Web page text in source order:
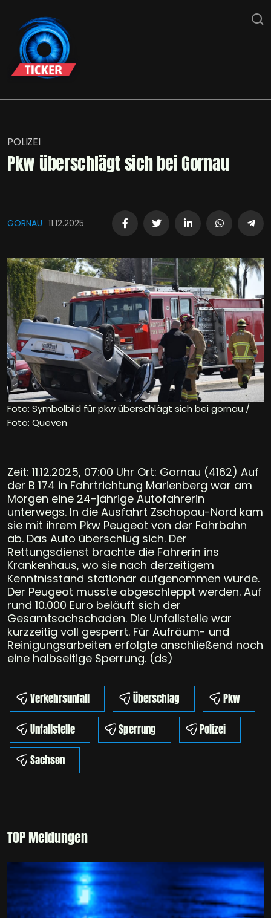
POLIZEI
Pkw überschlägt sich bei Gornau
GORNAU 11.12.2025
Foto: Symbolbild für pkw überschlägt sich bei gornau /
Foto: Queven
Zeit: 11.12.2025, 07:00 Uhr Ort: Gornau (4162) Auf
der B 174 in Fahrtrichtung Marienberg war am
Morgen eine 24-jährige Autofahrerin
unterwegs. In die Ausfahrt Zschopau-Nord kam
sie mit ihrem Pkw Peugeot von der Fahrbahn
ab. Das Auto überschlug sich. Der
Rettungsdienst brachte die Fahrerin ins
Krankenhaus, wo sie nach derzeitigem
Kenntnisstand stationär aufgenommen wurde.
Der Peugeot musste abgeschleppt werden. Auf
rund 10.000 Euro beläuft sich der
Gesamtsachschaden. Die Unfallstelle war
kurzzeitig voll gesperrt. Für Aufräum- und
Reinigungsarbeiten erfolgte anschließend noch
eine halbseitige Sperrung. (ds)
Verkehrsunfall Überschlag
Pkw
Unfallstelle
Sperrung
Polizei
Sachsen
TOP Meldungen